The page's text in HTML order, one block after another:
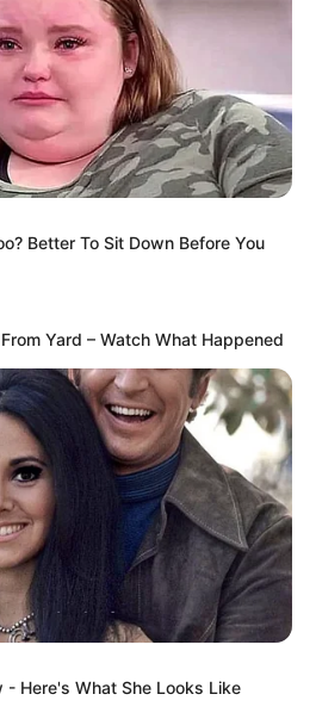
Better To Sit Down Before You
Yard – Watch What Happened
- Here's What She Looks Like